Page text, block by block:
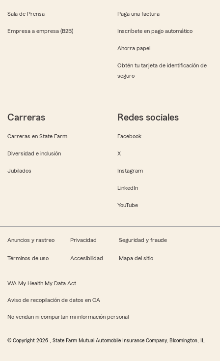
Sala de Prensa
Empresa a empresa (B2B)
Paga una factura
Inscríbete en pago automático
Ahorra papel
Obtén tu tarjeta de identificación de
seguro
Carreras
Carreras en State Farm
Diversidad e inclusión
Jubilados
Redes sociales
Facebook
X
Instagram
LinkedIn
YouTube
Anuncios y rastreo Privacidad Seguridad y fraude
Términos de uso Accesibilidad Mapa del sitio
WA My Health My Data Act
Aviso de recopilación de datos en CA
No vendan ni compartan mi información personal
© Copyright 2026 , State Farm Mutual Automobile Insurance Company, Bloomington, IL